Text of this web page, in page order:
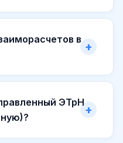
в
ЭТрН